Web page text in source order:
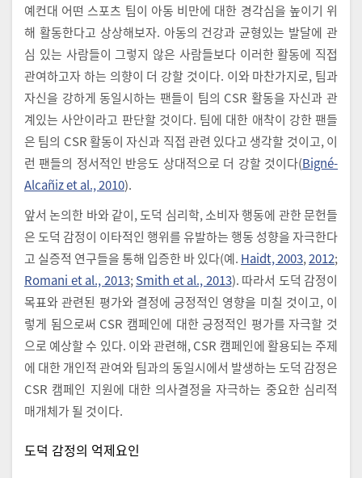
예컨대 어떤 스포츠 팀이 아동 비만에 대한 경각심을 높이기 위
해 활동한다고 상상해보자. 아동의 건강과 균형있는 발달에 관
심 있는 사람들이 그렇지 않은 사람들보다 이러한 활동에 직접
관여하고자 하는 의향이 더 강할 것이다. 이와 마찬가지로, 팀과
자신을 강하게 동일시하는 팬들이 팀의 CSR 활동을 자신과 관
계있는 사안이라고 판단할 것이다. 팀에 대한 애착이 강한 팬들
은 팀의 CSR 활동이 자신과 직접 관련 있다고 생각할 것이고, 이
런 팬들의 정서적인 반응도 상대적으로 더 강할 것이다(Bigné-
Alcañiz et al., 2010).
앞서 논의한 바와 같이, 도덕 심리학, 소비자 행동에 관한 문헌들
은 도덕 감정이 이타적인 행위를 유발하는 행동 성향을 자극한다
고 실증적 연구들을 통해 입증한 바 있다(예. Haidt, 2003,2012;
Romani et al., 2013; Smith et al., 2013). 따라서 도덕 감정이
목표와 관련된 평가와 결정에 긍정적인 영향을 미칠 것이고, 이
렇게 됨으로써 CSR 캠페인에 대한 긍정적인 평가를 자극할 것
으로 예상할 수 있다. 이와 관련해, CSR 캠페인에 활용되는 주제
에 대한 개인적 관여와 팀과의 동일시에서 발생하는 도덕 감정은
CSR 캠페인 지원에 대한 의사결정을 자극하는 중요한 심리적
매개체가 될 것이다.
도덕 감정의 억제요인